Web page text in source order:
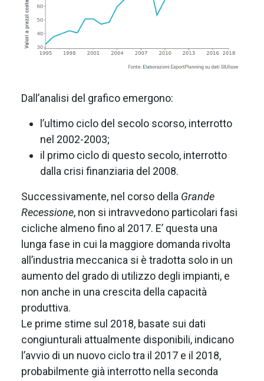
Dall’analisi del grafico emergono:
l’ultimo ciclo del secolo scorso, interrotto
nel 2002-2003;
il primo ciclo di questo secolo, interrotto
dalla crisi finanziaria del 2008.
Successivamente, nel corso della Grande
Recessione, non si intravvedono particolari fasi
cicliche almeno fino al 2017. E’ questa una
lunga fase in cui la maggiore domanda rivolta
all’industria meccanica si è tradotta solo in un
aumento del grado di utilizzo degli impianti, e
non anche in una crescita della capacità
produttiva.
Le prime stime sul 2018, basate sui dati
congiunturali attualmente disponibili, indicano
l’avvio di un nuovo ciclo tra il 2017 e il 2018,
probabilmente già interrotto nella seconda